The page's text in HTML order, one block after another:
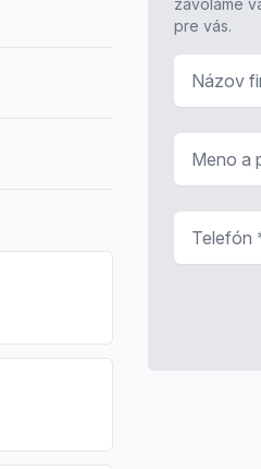
zavoláme
pre vás.